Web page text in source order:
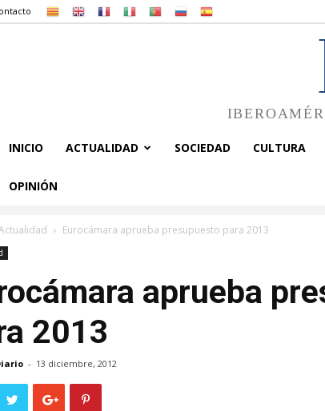
INICIO ACTUALIDAD SOCIEDAD CULTURA
OPINIÓN
Eurocámara aprueba presupuesto para 2013
aprueba
2013
- 13 diciembre, 2012